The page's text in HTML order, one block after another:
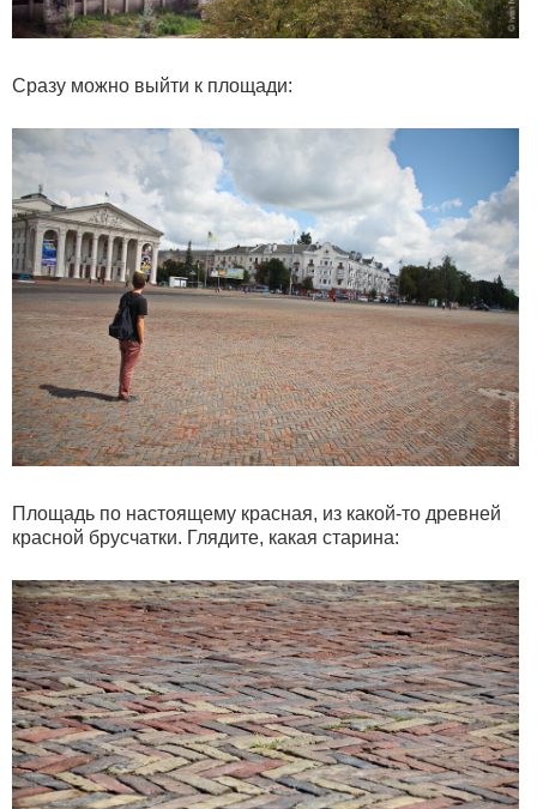
Сразу можно выйти к площади:
Площадь по настоящему красная, из какой-то древней
красной брусчатки. Глядите, какая старина: